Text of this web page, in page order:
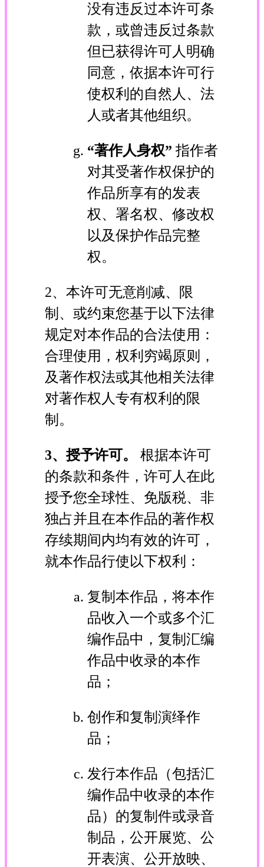
没有违反过本许可条
款，或曾违反过条款
但已获得许可人明确
同意，依据本许可行
使权利的自然人、法
人或者其他组织。
“著作人身权” 指作者
对其受著作权保护的
作品所享有的发表
权、署名权、修改权
以及保护作品完整
权。
2、本许可无意削减、限
制、或约束您基于以下法律
规定对本作品的合法使用：
合理使用，权利穷竭原则，
及著作权法或其他相关法律
对著作权人专有权利的限
制。
3、授予许可。 根据本许可
的条款和条件，许可人在此
授予您全球性、免版税、非
独占并且在本作品的著作权
存续期间内均有效的许可，
就本作品行使以下权利：
复制本作品，将本作
品收入一个或多个汇
编作品中，复制汇编
作品中收录的本作
品；
创作和复制演绎作
品；
发行本作品（包括汇
编作品中收录的本作
品）的复制件或录音
制品，公开展览、公
开表演、公开放映、